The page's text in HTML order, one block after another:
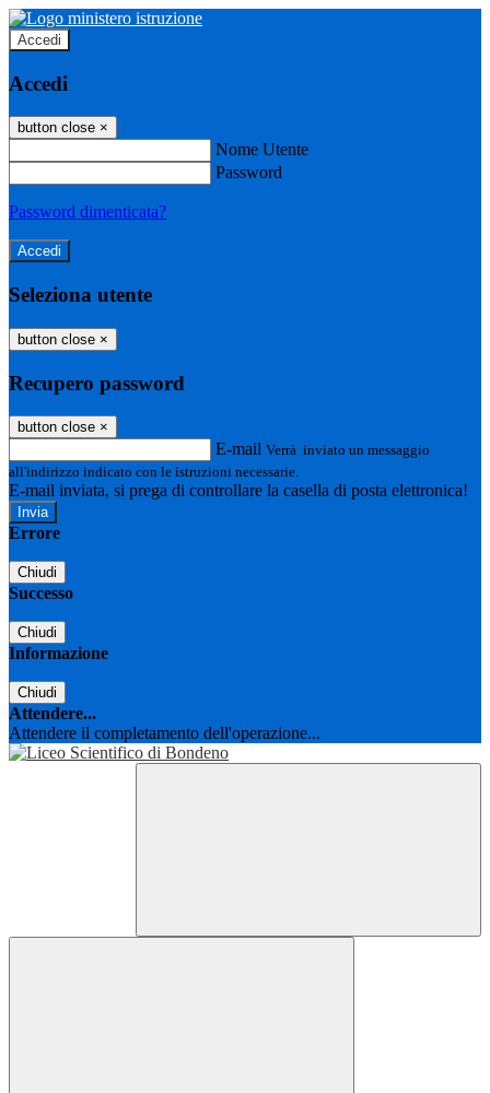
Accedi
Accedi
button close ×
Nome Utente
Password
Password dimenticata?
Seleziona utente
button close ×
Recupero password
button close ×
E-mail Verrà inviato un messaggio
all'indirizzo indicato con le istruzioni necessarie.
E-mail inviata, si prega di controllare la casella di posta elettronica!
Errore
Chiudi
Successo
Chiudi
Informazione
Chiudi
Attendere...
Attendere il completamento dell'operazione...